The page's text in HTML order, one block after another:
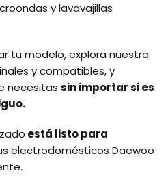
y lavavajillas
tu modelo, explora nuestra
y compatibles, y
necesitas sin importar si es
está listo para
electrodomésticos Daewoo